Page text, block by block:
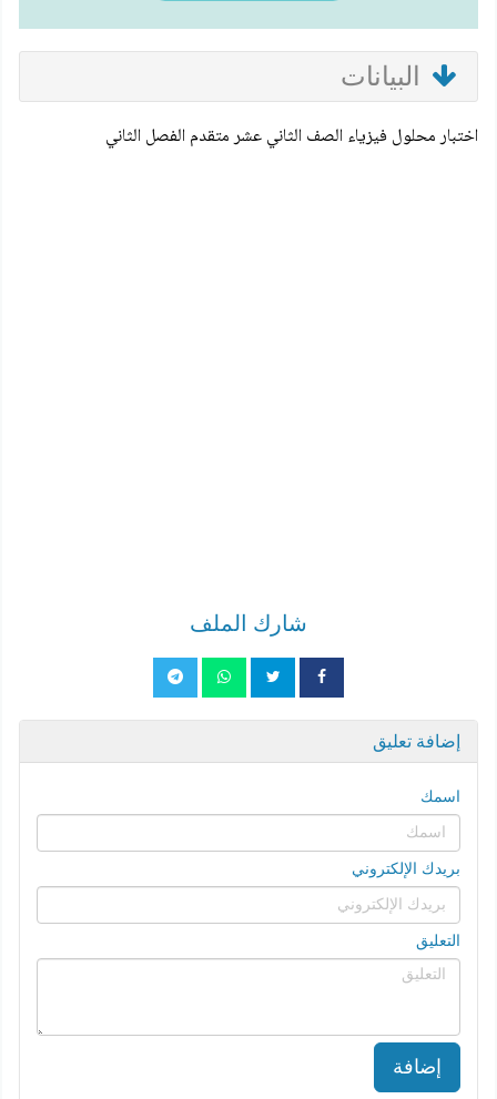
البيانات
اختبار محلول فيزياء الصف الثاني عشر متقدم الفصل الثاني
شارك الملف
إضافة تعليق
اسمك
بريدك الإلكتروني
التعليق
إضافة